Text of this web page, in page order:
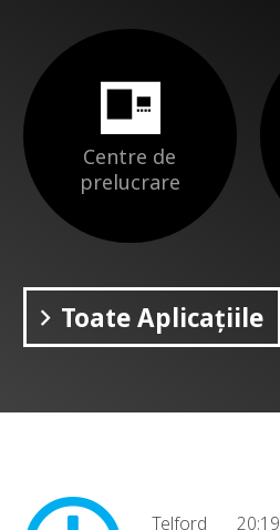
Centre de
prelucrare
Toate Aplicațiile
Telford
20:19